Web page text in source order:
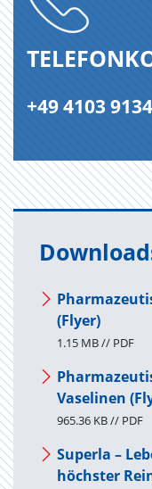
+49 4103
(Flyer)
1.15 MB // PDF
Vaselinen
965.36 KB // PDF
Superla –
höchster